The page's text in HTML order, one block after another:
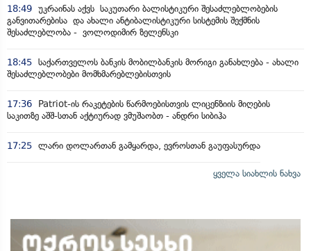
18:49 უკრაინას აქვს საკუთარი ბალისტიკური შესაძლებლობების
განვითარებისა და ახალი ანტიბალისტიკური სისტემის შექმნის
შესაძლებლობა - ვოლოდიმირ ზელენსკი
18:45 საქართველოს ბანკის მობილბანკის მორიგი განახლება - ახალი
შესაძლებლობები მომხმარებლებისთვის
17:36
Patriot-ის რაკეტების წარმოებისთვის ლიცენზიის მიღების
საკითზე აშშ-სთან აქტიურად ვმუშაობთ - ანდრი სიბიჰა
17:25 ლარი დოლართან გამყარდა, ევროსთან გაუფასურდა
ყველა სიახლის ნახვა